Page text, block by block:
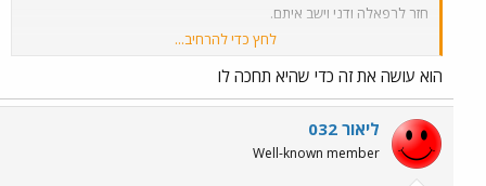
חזר לרפאלה ודני וישב איתם.
אז לעזאזל למה הוא הולך אליה ואומר לה ...אני כבר בה,
הלך להביא לה מים
ישב עם ענבל ושכח מימנה.
זה האמאמא של הזלזול.
לחץ כדי להרחיב...
הוא עושה את זה כדי שהיא תחכה לו
ליאור 032
Well-known member